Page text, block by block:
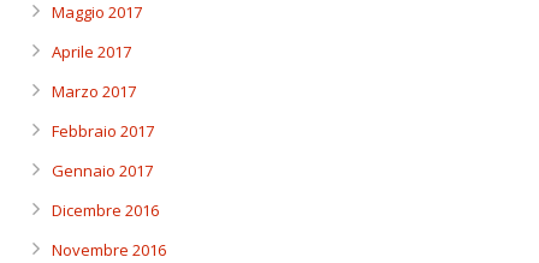
Maggio 2017
Aprile 2017
Marzo 2017
Febbraio 2017
Gennaio 2017
Dicembre 2016
Novembre 2016